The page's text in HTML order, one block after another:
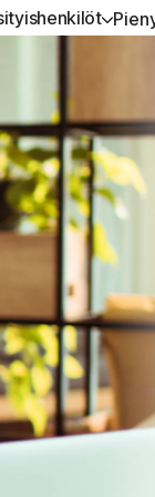
360 Premium
360 Deluxe
360 Standard
360 for Gamers
tuotteet ja